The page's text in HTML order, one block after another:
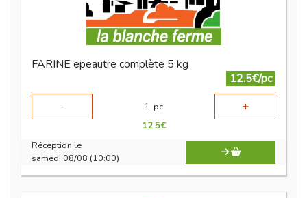
FARINE epeautre complète 5 kg
12.5€/pc
-
1 pc +
12.5€
Réception le
samedi 08/08 (10:00)